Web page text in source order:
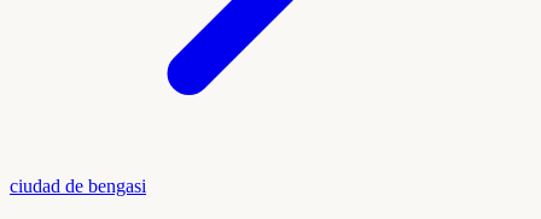
ciudad de bengasi